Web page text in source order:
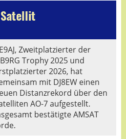
Zweitplatzierter der
Trophy 2025 und
2026, hat
mit DJ8EW einen
Distanzrekord über den
AO-7 aufgestellt.
bestätigte AMSAT